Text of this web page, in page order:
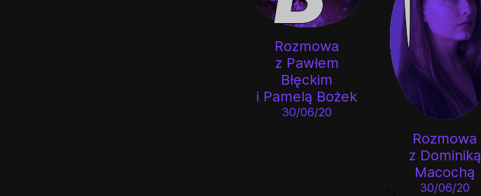
Rozmowa
z Pawłem
Błęckim
i Pamelą Bożek
30/06/20
Rozmowa
z Dominiką
Macochą
30/06/20